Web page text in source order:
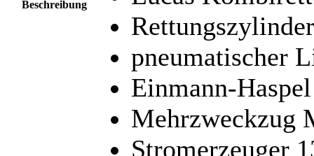
Beschreibung
Rettungszylinder
pneumatischer
Einmann-
Mehrzweckzug
Stromerzeuger